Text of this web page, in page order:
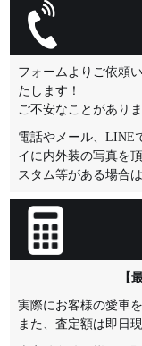
フォームよりご依頼
たします！
ご不安なことがあり
電話やメール、LINE
イに内外装の写真を
スタム等がある場合
【
実際にお客様の愛車
また、査定額は即日